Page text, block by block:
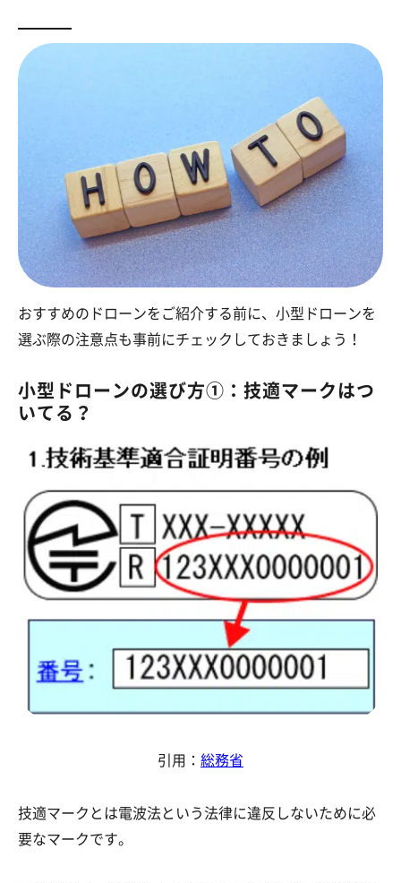
おすすめのドローンをご紹介する前に、小型ドローンを
選ぶ際の注意点も事前にチェックしておきましょう！
小型ドローンの選び方①：技適マークはつ
いてる？
引用： 総務省
技適マークとは電波法という法律に違反しないために必
要なマークです。